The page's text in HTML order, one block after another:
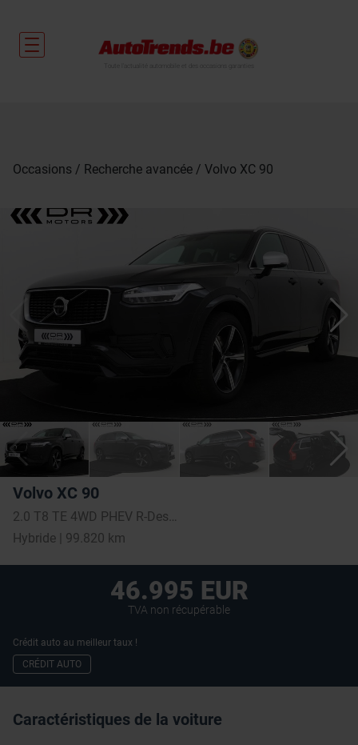
Occasions Recherche avancée Volvo XC 90
Volvo XC 90
Hybride | 99.820 km
46.995 EUR
TVA non récupérable
Crédit auto au meilleur taux !
CRÉDIT AUTO
Caractéristiques de la voiture